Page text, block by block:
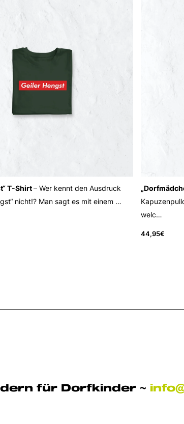
T-Shirt– Wer kennt den Ausdruck
nicht!? Man sagt es mit einem …
welc…
44,95€
für Dorfkinder ~